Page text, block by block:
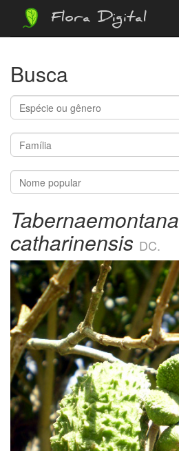
Flora Digital
Busca
Tabernaemontana
catharinensis DC.